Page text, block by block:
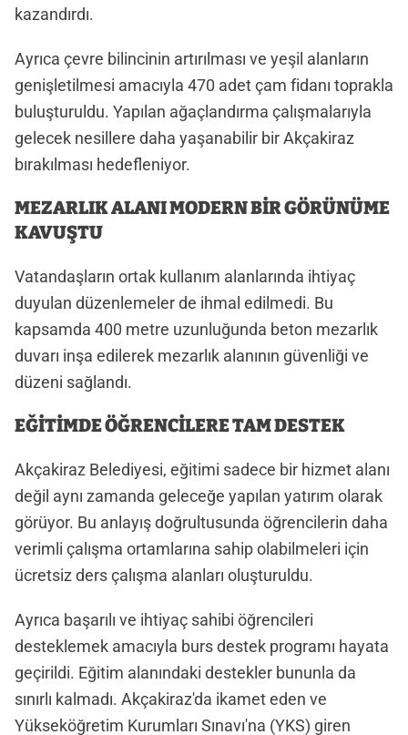
kazandırdı.
Ayrıca çevre bilincinin artırılması ve yeşil alanların
genişletilmesi amacıyla 470 adet çam fidanı toprakla
buluşturuldu. Yapılan ağaçlandırma çalışmalarıyla
gelecek nesillere daha yaşanabilir bir Akçakiraz
bırakılması hedefleniyor.
MEZARLIK ALANI MODERN BİR GÖRÜNÜME
KAVUŞTU
Vatandaşların ortak kullanım alanlarında ihtiyaç
duyulan düzenlemeler de ihmal edilmedi. Bu
kapsamda 400 metre uzunluğunda beton mezarlık
duvarı inşa edilerek mezarlık alanının güvenliği ve
düzeni sağlandı.
EĞİTİMDE ÖĞRENCİLERE TAM DESTEK
Akçakiraz Belediyesi, eğitimi sadece bir hizmet alanı
değil aynı zamanda geleceğe yapılan yatırım olarak
görüyor. Bu anlayış doğrultusunda öğrencilerin daha
verimli çalışma ortamlarına sahip olabilmeleri için
ücretsiz ders çalışma alanları oluşturuldu.
Ayrıca başarılı ve ihtiyaç sahibi öğrencileri
desteklemek amacıyla burs destek programı hayata
geçirildi. Eğitim alanındaki destekler bununla da
sınırlı kalmadı. Akçakiraz'da ikamet eden ve
Yükseköğretim Kurumları Sınavı'na (YKS) giren